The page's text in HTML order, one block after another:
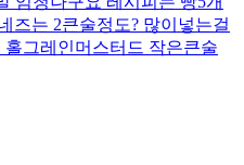
즈는 2큰술정도? 많이넣는걸
그레인머스터드 작은큰술